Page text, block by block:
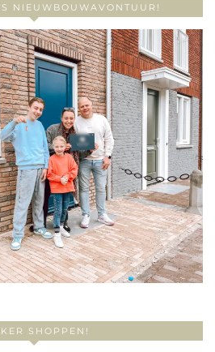
NIEUWBOUWAVONTUUR!
SHOPPEN!